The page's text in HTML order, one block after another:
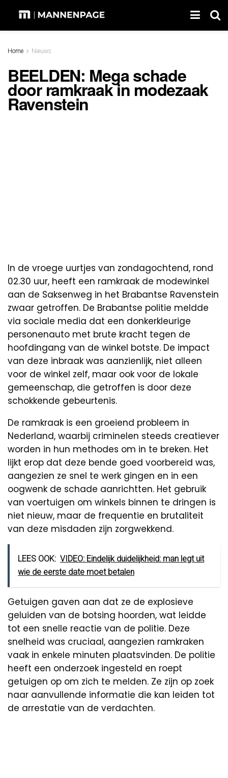
Home Nieuws
BEELDEN: Mega schade
door ramkraak in modezaak
Ravenstein
In de vroege uurtjes van zondagochtend, rond
02.30 uur, heeft een ramkraak de modewinkel
aan de Saksenweg in het Brabantse Ravenstein
zwaar getroffen. De Brabantse politie meldde
via sociale media dat een donkerkleurige
personenauto met brute kracht tegen de
hoofdingang van de winkel botste. De impact
van deze inbraak was aanzienlijk, niet alleen
voor de winkel zelf, maar ook voor de lokale
gemeenschap, die getroffen is door deze
schokkende gebeurtenis.
De ramkraak is een groeiend probleem in
Nederland, waarbij criminelen steeds creatiever
worden in hun methodes om in te breken. Het
lijkt erop dat deze bende goed voorbereid was,
aangezien ze snel te werk gingen en in een
oogwenk de schade aanrichtten. Het gebruik
van voertuigen om winkels binnen te dringen is
niet nieuw, maar de frequentie en brutaliteit
van deze misdaden zijn zorgwekkend.
LEES OOK: VIDEO: Eindelijk duidelijkheid: man legt uit
wie de eerste date moet betalen
Getuigen gaven aan dat ze de explosieve
geluiden van de botsing hoorden, wat leidde
tot een snelle reactie van de politie. Deze
snelheid was cruciaal, aangezien ramkraken
vaak in enkele minuten plaatsvinden. De politie
heeft een onderzoek ingesteld en roept
getuigen op om zich te melden. Ze zijn op zoek
naar aanvullende informatie die kan leiden tot
de arrestatie van de verdachten.